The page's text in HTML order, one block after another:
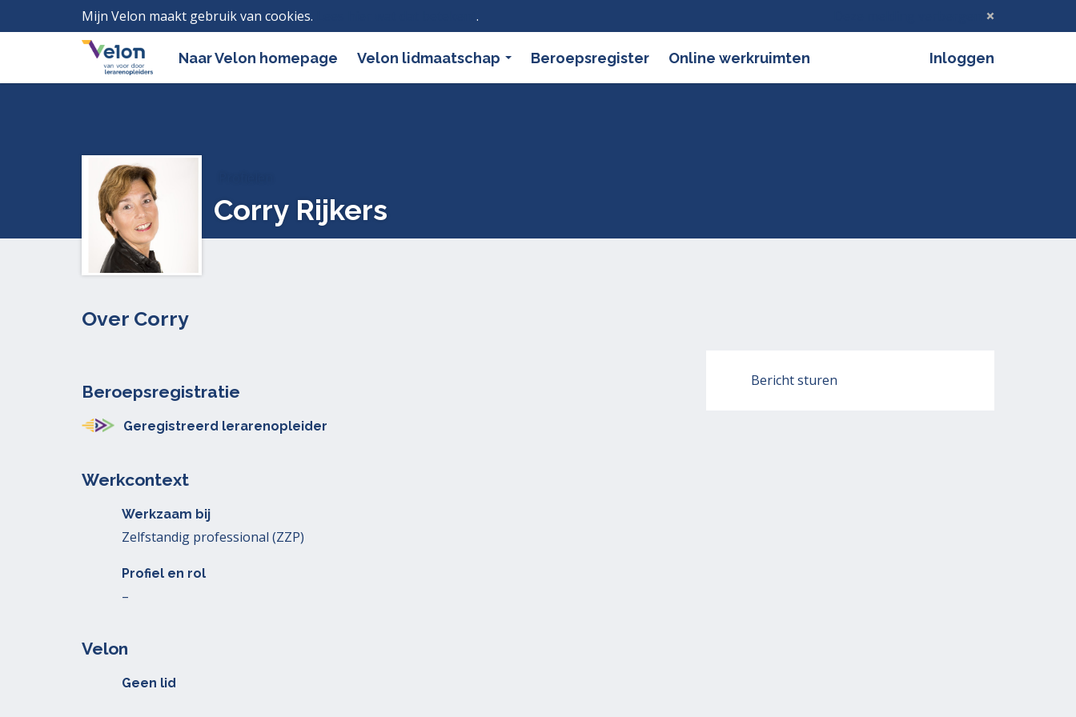
Mijn Velon maakt gebruik van cookies. .
Naar Velon homepage Velon lidmaatschap Beroepsregister Online werkruimten Inloggen
Corry Rijkers
Over Corry
Beroepsregistratie
Geregistreerd lerarenopleider
Werkcontext
Werkzaam bij
Zelfstandig professional (ZZP)
Profiel en rol
–
Velon
Geen lid
Bericht sturen